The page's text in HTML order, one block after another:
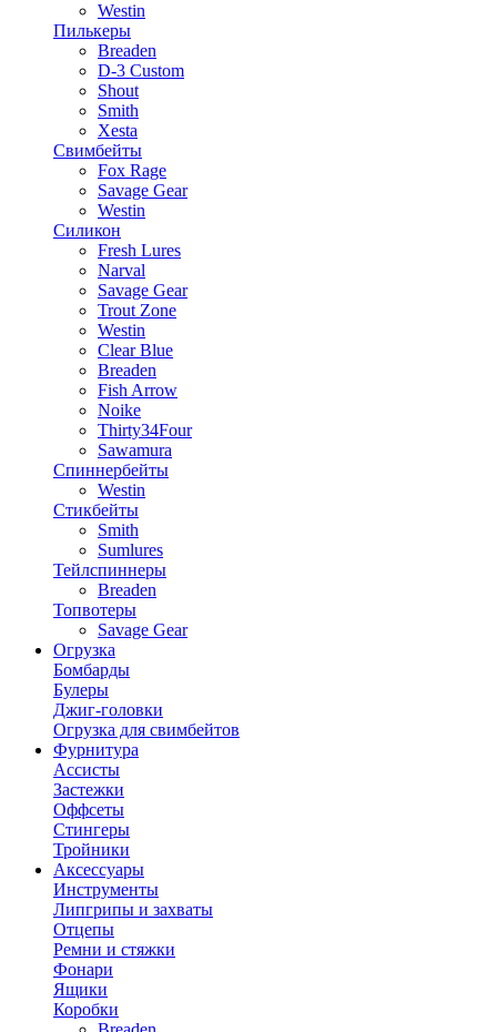
Westin
Пилькеры
Breaden
D-3 Custom
Shout
Smith
Xesta
Свимбейты
Fox Rage
Savage Gear
Westin
Силикон
Fresh Lures
Narval
Savage Gear
Trout Zone
Westin
Clear Blue
Breaden
Fish Arrow
Noike
Thirty34Four
Sawamura
Спиннербейты
Westin
Стикбейты
Smith
Sumlures
Тейлспиннеры
Breaden
Топвотеры
Savage Gear
Огрузка
Бомбарды
Булеры
Джиг-головки
Огрузка для свимбейтов
Фурнитура
Ассисты
Застежки
Оффсеты
Стингеры
Тройники
Аксессуары
Инструменты
Липгрипы и захваты
Отцепы
Ремни и стяжки
Фонари
Ящики
Коробки